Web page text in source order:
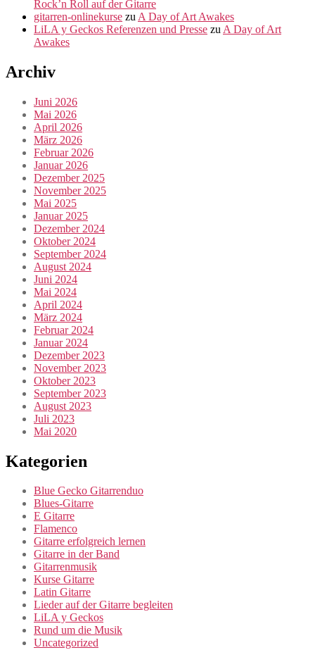
Rock’n Roll auf der Gitarre
gitarren-onlinekurse zu A Day of Art Awakes
LiLA y Geckos Referenzen und Presse zu A Day of Art
Awakes
Archiv
Juni 2026
Mai 2026
April 2026
März 2026
Februar 2026
Januar 2026
Dezember 2025
November 2025
Mai 2025
Januar 2025
Dezember 2024
Oktober 2024
September 2024
August 2024
Juni 2024
Mai 2024
April 2024
März 2024
Februar 2024
Januar 2024
Dezember 2023
November 2023
Oktober 2023
September 2023
August 2023
Juli 2023
Mai 2020
Kategorien
Blue Gecko Gitarrenduo
Blues-Gitarre
E Gitarre
Flamenco
Gitarre erfolgreich lernen
Gitarre in der Band
Gitarrenmusik
Kurse Gitarre
Latin Gitarre
Lieder auf der Gitarre begleiten
LiLA y Geckos
Rund um die Musik
Uncategorized